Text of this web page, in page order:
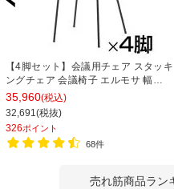
【4脚セット】会議用チェア スタッキ
ングチェア 会議椅子 エルモサ 幅
500×奥行510×高さ845mm
35,960(税込)
32,691(税抜)
326ポイント
68件
売れ筋商品ラン